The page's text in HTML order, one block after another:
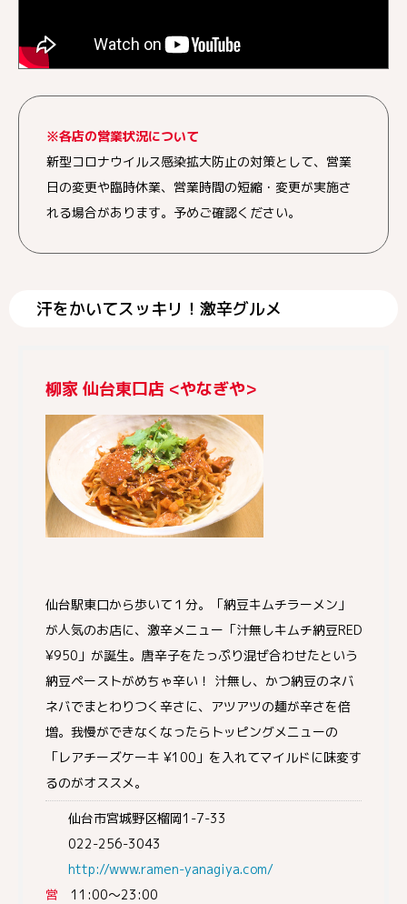
※各店の営業状況について
新型コロナウイルス感染拡大防止の対策として、営業
日の変更や臨時休業、営業時間の短縮・変更が実施さ
れる場合があります。予めご確認ください。
汗をかいてスッキリ！激辛グルメ
柳家 仙台東口店 <やなぎや>
仙台駅東口から歩いて１分。「納豆キムチラーメン」
が人気のお店に、激辛メニュー「汁無しキムチ納豆RED
¥950」が誕生。唐辛子をたっぷり混ぜ合わせたという
納豆ペーストがめちゃ辛い！ 汁無し、かつ納豆のネバ
ネバでまとわりつく辛さに、アツアツの麺が辛さを倍
増。我慢ができなくなったらトッピングメニューの
「レアチーズケーキ ¥100」を入れてマイルドに味変す
るのがオススメ。
仙台市宮城野区榴岡1-7-33
022-256-3043
http://www.ramen-yanagiya.com/
営 11:00～23:00